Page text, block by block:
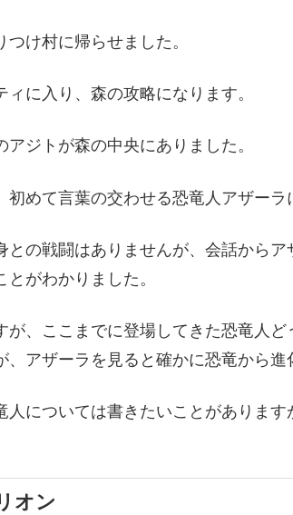
け村に帰らせました。
に入り、森の攻略になります。
ジトが森の中央にありました。
めて言葉の交わせる恐竜人アザーラ
との戦闘はありませんが、会話から
がわかりました。
が、ここまでに登場してきた恐竜人
、アザーラを見ると確かに恐竜から進
人については書きたいことがありま
オン